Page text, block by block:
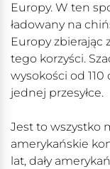
Europy. W ten
ładowany na
Europy zbierając
tego korzyści.
wysokości od
jednej przesyłce.
Jest to wszystko
amerykańskie
lat, dały